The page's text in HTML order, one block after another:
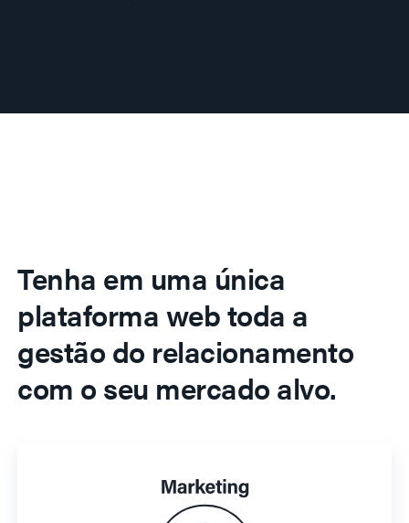
Tenha em uma única
plataforma web toda a
gestão do relacionamento
com o seu mercado alvo.